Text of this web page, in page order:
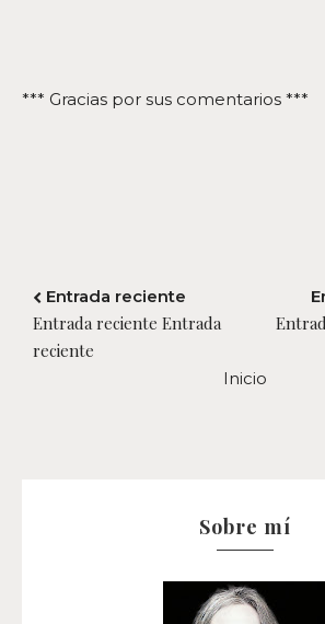
*** Gracias por sus comentarios ***
Entrada reciente
Entrada reciente Entrada
reciente
Inicio
Sobre mí